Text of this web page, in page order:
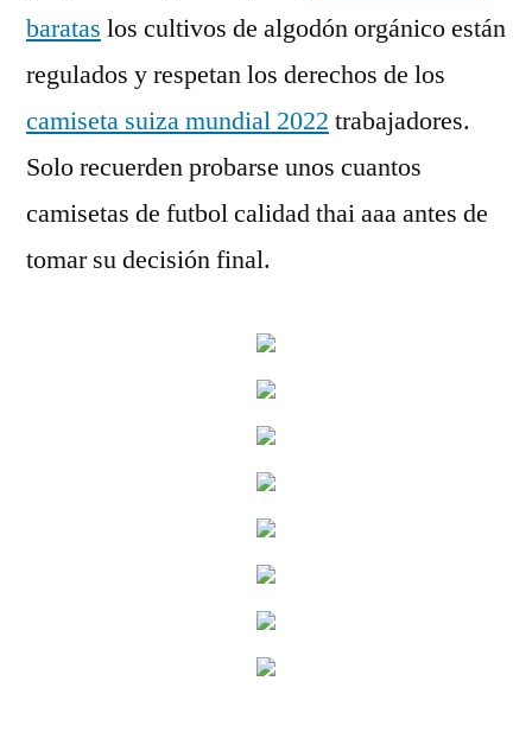
baratas los cultivos de algodón orgánico están
regulados y respetan los derechos de los
camiseta suiza mundial 2022 trabajadores.
Solo recuerden probarse unos cuantos
camisetas de futbol calidad thai aaa antes de
tomar su decisión final.